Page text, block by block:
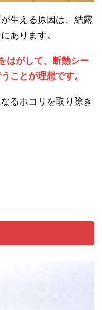
生える原因は、結露
あります。
はがして、断熱シー
ことが理想です。
るホコリを取り除き